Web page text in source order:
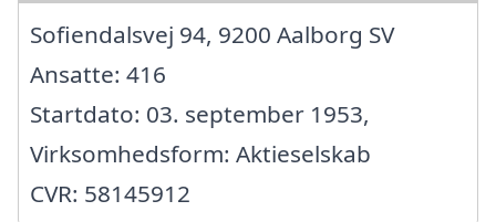
Sofiendalsvej 94, 9200 Aalborg SV
Ansatte: 416
Startdato: 03. september 1953,
Virksomhedsform: Aktieselskab
CVR: 58145912